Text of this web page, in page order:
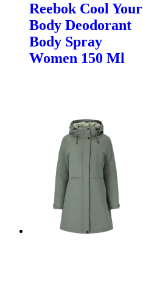
Reebok Cool Your
Body Deodorant
Body Spray
Women 150 Ml